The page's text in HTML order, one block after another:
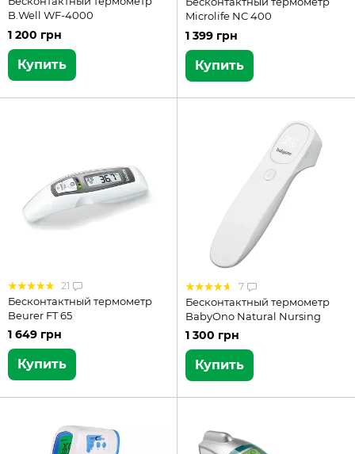
B.Well WF-4000
1 200 грн
Купить
Microlife NC 400
1 399 грн
Купить
21
Бесконтактный термометр
Beurer FT 65
1 649 грн
Купить
7
Бесконтактный термометр
BabyOno Natural Nursing
1 300 грн
Купить